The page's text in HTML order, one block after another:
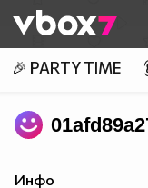
👾
🎉 PARTY TIME
Инфо